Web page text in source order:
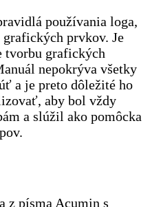
používania loga,
prvkov. Je
tvorbu grafických
nepokrýva všetky
a je preto dôležité ho
aby bol vždy
a slúžil ako pomôcka
z písma Acumin s